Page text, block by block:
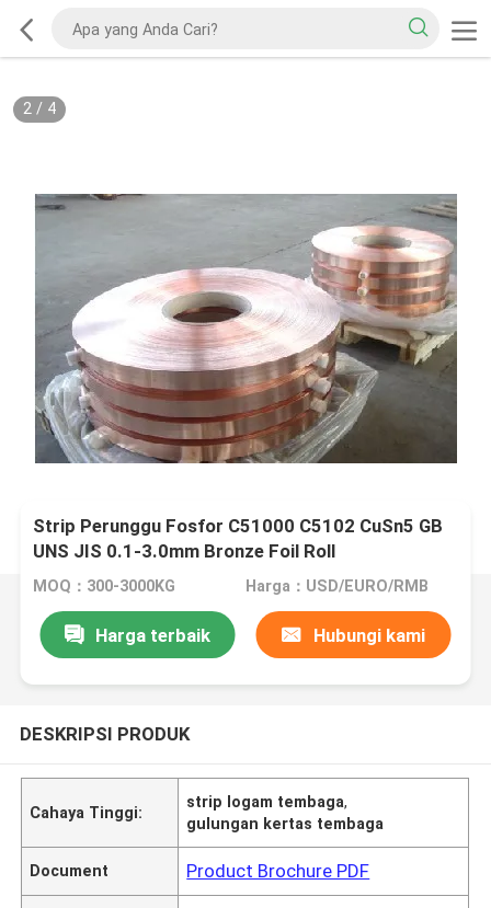
2/ 4
Strip Perunggu Fosfor C51000 C5102 CuSn5 GB
UNS JIS 0.1-3.0mm Bronze Foil Roll
MOQ：300-3000KG Harga：USD/EURO/RMB
Harga terbaik Hubungi kami
DESKRIPSI PRODUK
Cahaya Tinggi:
strip logam tembaga,
gulungan kertas tembaga
Document Product Brochure PDF